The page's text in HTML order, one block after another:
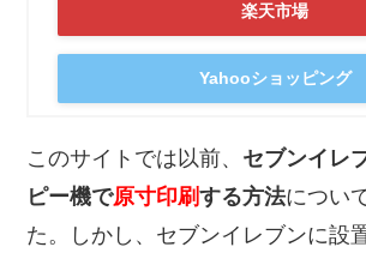
楽天市場
Yahooショッピング
このサイトでは以前、 セブンイレ
ピー機で原寸印刷する方法につい
た。しかし、セブンイレブンに設